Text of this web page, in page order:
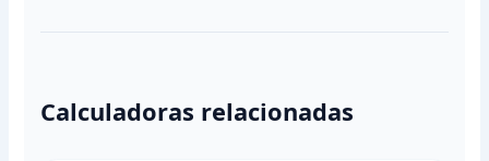
Calculadoras relacionadas